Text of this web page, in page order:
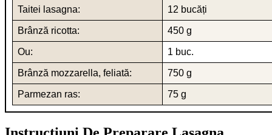
Taitei lasagna: 12 bucăți
Brânză ricotta: 450 g
Ou: 1 buc.
Brânză mozzarella, feliată: 750 g
Parmezan ras: 75 g